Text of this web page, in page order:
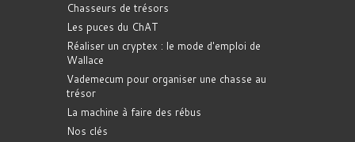
Chasseurs de trésors
Les puces du ChAT
Réaliser un cryptex : le mode d'emploi de
Wallace
Vademecum pour organiser une chasse au
trésor
La machine à faire des rébus
Nos clés